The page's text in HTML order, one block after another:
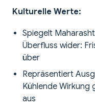
Kulturelle Werte:
Spiegelt
Überfluss wider:
über
Repräsentiert
Kühlende Wirkung
aus